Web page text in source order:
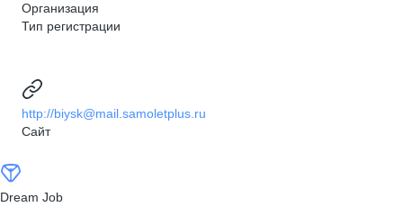
Организация
Тип регистрации
http://biysk@mail.samoletplus.ru
Сайт
Dream Job